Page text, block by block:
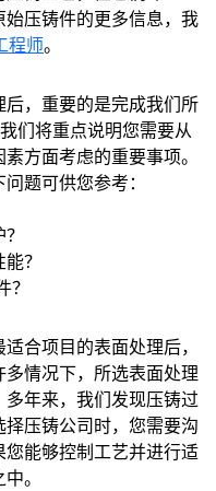
压铸件的更多信息，我
程师。
，重要的是完成我们所
们将重点说明您需要从
方面考虑的重要事项。
题可供您参考：
？
？
合项目的表面处理后，
情况下，所选表面处理
年来，我们发现压铸过
压铸公司时，您需要沟
能够控制工艺并进行适
。